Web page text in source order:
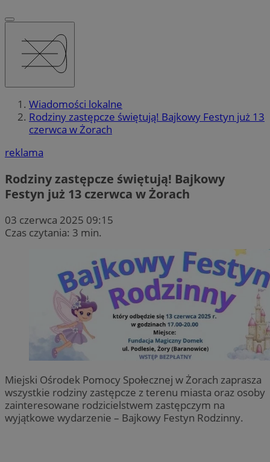
Wiadomości lokalne
Rodziny zastępcze świętują! Bajkowy Festyn już 13
czerwca w Żorach
reklama
Rodziny zastępcze świętują! Bajkowy
Festyn już 13 czerwca w Żorach
03 czerwca 2025 09:15
Czas czytania: 3 min.
Miejski Ośrodek Pomocy Społecznej w Żorach zaprasza
wszystkie rodziny zastępcze z terenu miasta oraz osoby
zainteresowane rodzicielstwem zastępczym na
wyjątkowe wydarzenie – Bajkowy Festyn Rodzinny.